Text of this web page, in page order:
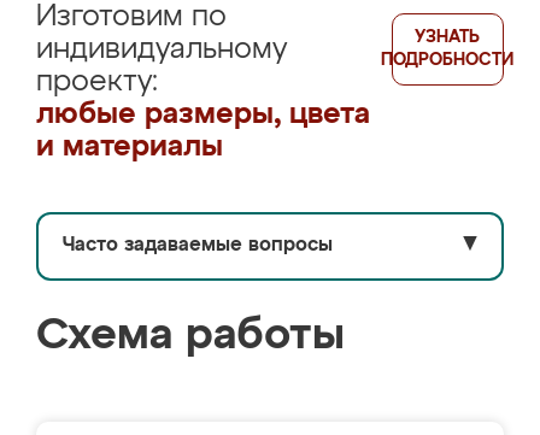
Изготовим по
индивидуальному
проекту:
любые размеры, цвета
и материалы
УЗНАТЬ
ПОДРОБНОСТИ
Часто задаваемые вопросы ▼
Схема работы